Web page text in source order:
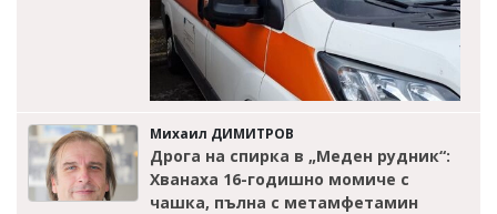
Михаил ДИМИТРОВ
Дрога на спирка в „Меден рудник“:
Хванаха 16-годишно момиче с
чашка, пълна с метамфетамин